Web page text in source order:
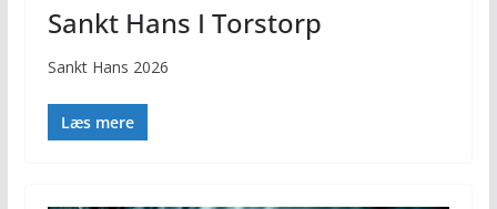
Sankt Hans I Torstorp
Sankt Hans 2026
Læs mere